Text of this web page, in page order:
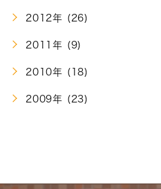
2012年 (26)
2011年 (9)
2010年 (18)
2009年 (23)